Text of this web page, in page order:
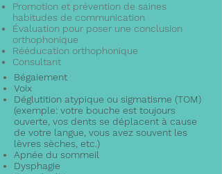
PRINCIPAUX RÔLES
DE L'ORTHOPHONISTE
Promotion et prévention de saines
habitudes de communication
Évaluation pour poser une conclusion
orthophonique
Rééducation orthophonique
Consultant
Bégaiement
Voix
Déglutition atypique ou sigmatisme (TOM)
(exemple: votre bouche est toujours
ouverte, vos dents se déplacent à cause
de votre langue, vous avez souvent les
lèvres sèches, etc.)
Apnée du sommeil
Dysphagie